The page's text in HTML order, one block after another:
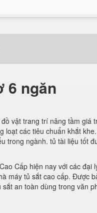
6 ngăn
vật trang trí nâng tầm giá
các tiêu chuẩn khắt
ngành. tủ tài liệu tốt
Cấp hiện nay với các
máy tủ sắt cao cấp. Được
an toàn dùng trong văn